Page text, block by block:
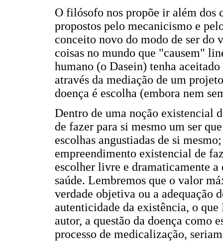
O filósofo nos propõe ir além dos
propostos pelo mecanicismo e
conceito novo do modo de ser do
coisas no mundo que "causem"
humano (o Dasein) tenha aceitado
através da mediação de um
doença é escolha (embora nem
Dentro de uma noção existencial
de fazer para si mesmo um ser
escolhas angustiadas de si
empreendimento existencial de
escolher livre e dramaticamente
saúde. Lembremos que o valor
verdade objetiva ou a adequação
autenticidade da existência, o
autor, a questão da doença como
processo de medicalização,